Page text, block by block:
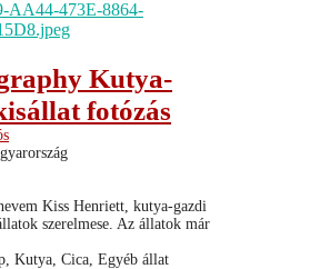
Kutya-
fotózás
Kiss Henriett, kutya-gazdi
szerelmese. Az állatok már
Kutya, Cica, Egyéb állat